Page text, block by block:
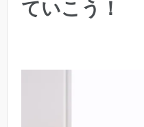
ていこう！